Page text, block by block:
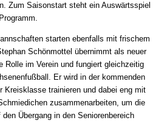
Zum Saisonstart steht ein Auswärtsspiel
starten ebenfalls mit frischem
Schönmottel übernimmt als neuer
Rolle im Verein und fungiert gleichzeitig
Er wird in der kommenden
Kreisklasse trainieren und dabei eng mit
zusammenarbeiten, um die
Übergang in den Seniorenbereich